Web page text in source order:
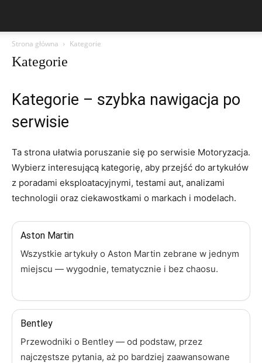
Strona główna Kategorie
Kategorie
Kategorie – szybka nawigacja po
serwisie
Ta strona ułatwia poruszanie się po serwisie Motoryzacja.
Wybierz interesującą kategorię, aby przejść do artykułów
z poradami eksploatacyjnymi, testami aut, analizami
technologii oraz ciekawostkami o markach i modelach.
Aston Martin
Wszystkie artykuły o Aston Martin zebrane w jednym
miejscu — wygodnie, tematycznie i bez chaosu.
Bentley
Przewodniki o Bentley — od podstaw, przez
najczęstsze pytania, aż po bardziej zaawansowane